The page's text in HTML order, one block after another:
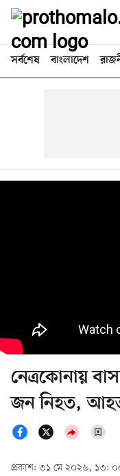
সর্বশেষ বাংলাদেশ
নেত্রকোনায়
জন নিহত,
প্রকাশ: ৩১ মে ২০২৬, ১৩: